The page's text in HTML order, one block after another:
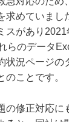
求めていまし
スがあり
らのデータ
状況ページの
のことです。
の修正対応に